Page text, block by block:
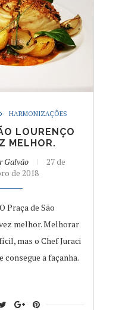
HARMONIZAÇÕES
LOURENÇO
MELHOR.
Galvão
27 de
de 2018
Praça de São
melhor. Melhorar
mas o Chef Juraci
consegue a façanha.